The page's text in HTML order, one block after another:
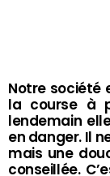
Notre société
la course à
lendemain
en danger. Il
mais une
conseillée.